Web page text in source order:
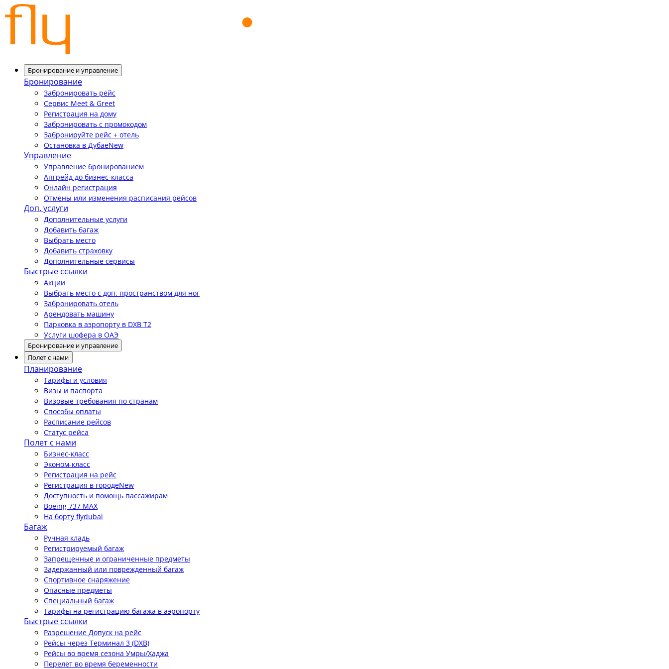
Бронирование и управление
Бронирование
Забронировать рейс
Сервис Meet & Greet
Регистрация на дому
Забронировать с промокодом
Забронируйте рейс + отель
Остановка в ДубаеNew
Управление
Управление бронированием
Апгрейд до бизнес-класса
Онлайн регистрация
Отмены или изменения расписания рейсов
Доп. услуги
Дополнительные услуги
Добавить багаж
Выбрать место
Добавить страховку
Дополнительные сервисы
Быстрые ссылки
Акции
Выбрать место с доп. пространством для ног
Забронировать отель
Арендовать машину
Парковка в аэропорту в DXB T2
Услуги шофера в ОАЭ
Бронирование и управление
Полет с нами
Планирование
Тарифы и условия
Визы и паспорта
Визовые требования по странам
Способы оплаты
Расписание рейсов
Статус рейса
Полет с нами
Бизнес-класс
Эконом-класс
Регистрация на рейс
Регистрация в городеNew
Доступность и помощь пассажирам
Boeing 737 MAX
На борту flydubai
Багаж
Ручная кладь
Регистрируемый багаж
Запрещенные и ограниченные предметы
Задержанный или поврежденный багаж
Спортивное снаряжение
Опасные предметы
Специальный багаж
Тарифы на регистрацию багажа в аэропорту
Быстрые ссылки
Разрешение Допуск на рейс
Рейсы через Терминал 3 (DXB)
Рейсы во время сезона Умры/Хаджа
Перелет во время беременности